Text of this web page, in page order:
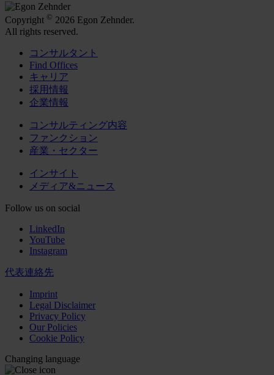
Copyright © 2026 Egon Zehnder.
All rights reserved.
コンサルタント
Find Offices
キャリア
採用情報
企業情報
コンサルティング内容
ファンクション
産業・セクター
インサイト
メディア&ニュース
Follow us on social
LinkedIn
YouTube
Instagram
代表連絡先
Imprint
Legal Disclaimer
Privacy Policy
Our Policies
Cookie Policy
Changing language